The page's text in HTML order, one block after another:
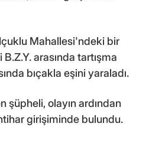
Mahallesi'ndeki bir
arasında tartışma
bıçakla eşini yaraladı.
şüpheli, olayın ardından
girişiminde bulundu.